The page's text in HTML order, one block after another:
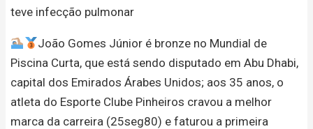
teve infecção pulmonar
João Gomes Júnior é bronze no Mundial de
Piscina Curta, que está sendo disputado em Abu Dhabi,
capital dos Emirados Árabes Unidos; aos 35 anos, o
atleta do Esporte Clube Pinheiros cravou a melhor
marca da carreira (25seg80) e faturou a primeira